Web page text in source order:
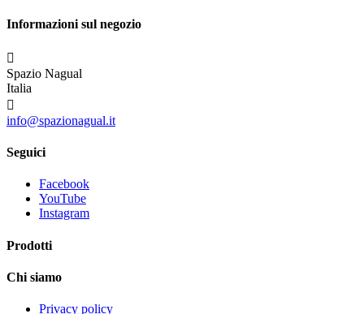
Informazioni sul negozio

Spazio Nagual
Italia

info@spazionagual.it
Seguici
Facebook
YouTube
Instagram
Prodotti
Chi siamo
Privacy policy